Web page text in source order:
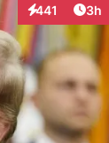
441
Interaktionen
3h